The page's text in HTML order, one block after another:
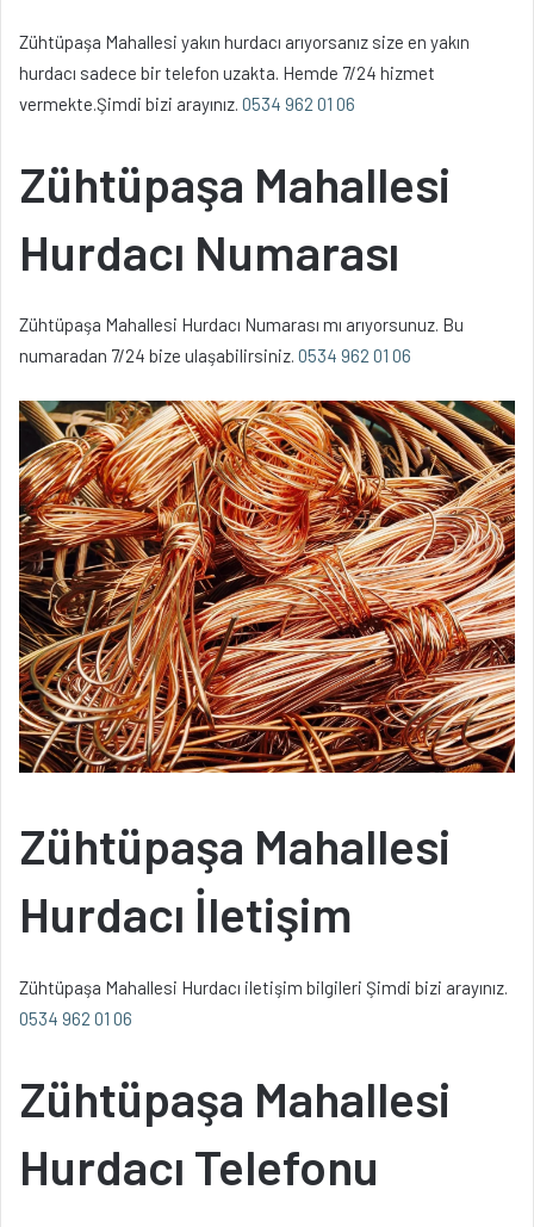
Zühtüpaşa Mahallesi yakın hurdacı arıyorsanız size en yakın
hurdacı sadece bir telefon uzakta. Hemde 7/24 hizmet
vermekte.Şimdi bizi arayınız. 0534 962 01 06
Zühtüpaşa Mahallesi
Hurdacı Numarası
Zühtüpaşa Mahallesi Hurdacı Numarası mı arıyorsunuz. Bu
numaradan 7/24 bize ulaşabilirsiniz. 0534 962 01 06
Zühtüpaşa Mahallesi
Hurdacı İletişim
Zühtüpaşa Mahallesi Hurdacı iletişim bilgileri Şimdi bizi arayınız.
0534 962 01 06
Zühtüpaşa Mahallesi
Hurdacı Telefonu